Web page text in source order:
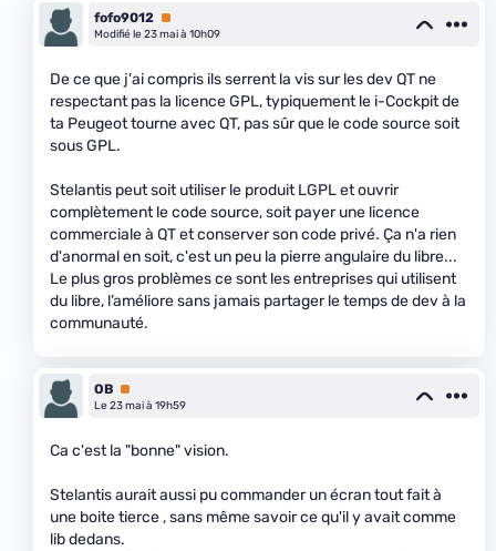
fofo9012 Premium
Modifié le 23 mai à 10h09
De ce que j'ai compris ils serrent la vis sur les dev QT ne
respectant pas la licence GPL, typiquement le i-Cockpit de
ta Peugeot tourne avec QT, pas sûr que le code source soit
sous GPL.
Stelantis peut soit utiliser le produit LGPL et ouvrir
complètement le code source, soit payer une licence
commerciale à QT et conserver son code privé. Ça n'a rien
d'anormal en soit, c'est un peu la pierre angulaire du libre...
Le plus gros problèmes ce sont les entreprises qui utilisent
du libre, l’améliore sans jamais partager le temps de dev à la
communauté.
OB Premium
Le 23 mai à 19h59
Ca c'est la "bonne" vision.
Stelantis aurait aussi pu commander un écran tout fait à
une boite tierce , sans même savoir ce qu'il y avait comme
lib dedans.